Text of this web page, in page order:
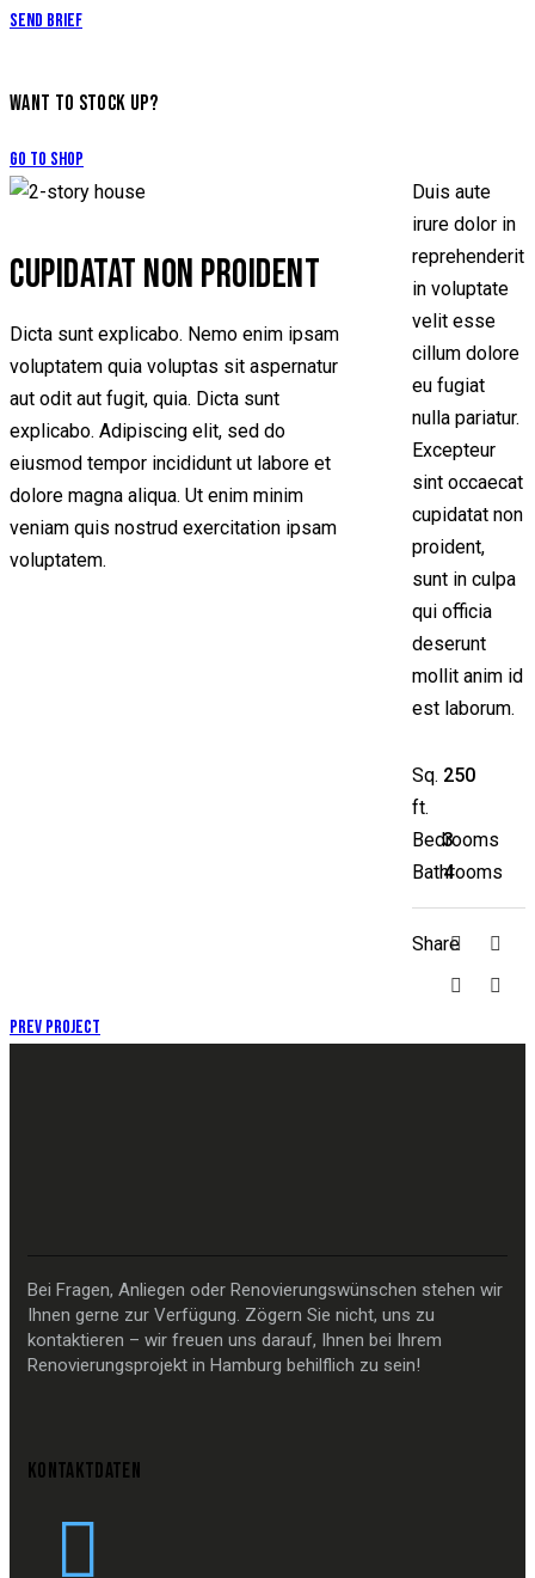
Send Brief
WANT TO STOCK UP?
Go to Shop
CUPIDATAT NON PROIDENT
Dicta sunt explicabo. Nemo enim ipsam
voluptatem quia voluptas sit aspernatur
aut odit aut fugit, quia. Dicta sunt
explicabo. Adipiscing elit, sed do
eiusmod tempor incididunt ut labore et
dolore magna aliqua. Ut enim minim
veniam quis nostrud exercitation ipsam
voluptatem.
Duis aute
irure dolor in
reprehenderit
in voluptate
velit esse
cillum dolore
eu fugiat
nulla pariatur.
Excepteur
sint occaecat
cupidatat non
proident,
sunt in culpa
qui officia
deserunt
mollit anim id
est laborum.
Sq.
ft.
250
Bedrooms
3
Bathrooms
4
Share
Prev Project
Bei Fragen, Anliegen oder Renovierungswünschen stehen wir
Ihnen gerne zur Verfügung. Zögern Sie nicht, uns zu
kontaktieren – wir freuen uns darauf, Ihnen bei Ihrem
Renovierungsprojekt in Hamburg behilflich zu sein!
KONTAKTDATEN